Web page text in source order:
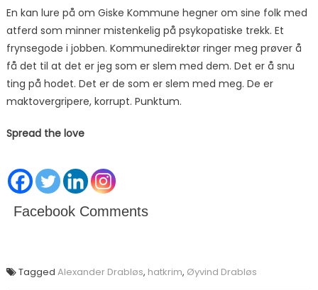
En kan lure på om Giske Kommune hegner om sine folk med
atferd som minner mistenkelig på psykopatiske trekk. Et
frynsegode i jobben. Kommunedirektør ringer meg prøver å
få det til at det er jeg som er slem med dem. Det er å snu
ting på hodet. Det er de som er slem med meg. De er
maktovergripere, korrupt. Punktum.
Spread the love
Facebook Comments
Tagged Alexander Drabløs, hatkrim, Øyvind Drabløs